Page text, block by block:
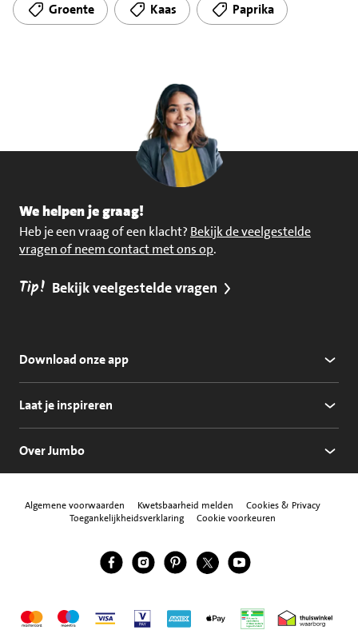
Groente Kaas Paprika
We helpen je graag!
Heb je een vraag of een klacht? Bekijk de veelgestelde
vragen of neem contact met ons op.
Tip! Bekijk veelgestelde vragen
Download onze app
Laat je inspireren
Over Jumbo
Algemene voorwaarden Kwetsbaarheid melden
Cookies & Privacy
Toegankelijkheidsverklaring
Cookie voorkeuren
Volg ons
Jumbo Facebook
Jumbo Instagram
Jumbo Pinterest
Jumbo Twitter
Jumbo YouTube
MastercardMaestroVisa Vpay American Express
Apple Pay Thuiswinkel